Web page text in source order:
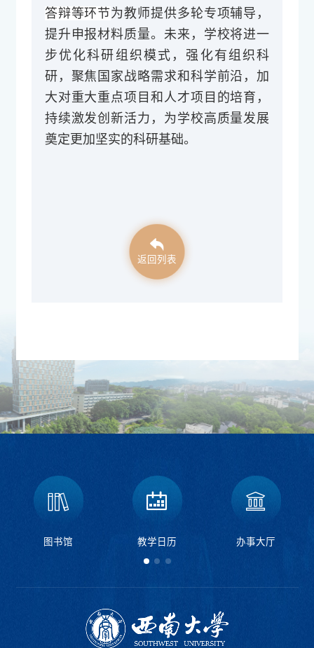
答辩等环节为教师提供多轮专项辅导，
提升申报材料质量。未来，学校将进一
步优化科研组织模式，强化有组织科
研，聚焦国家战略需求和科学前沿，加
大对重大重点项目和人才项目的培育，
持续激发创新活力，为学校高质量发展
奠定更加坚实的科研基础。
返回列表
图书馆 教学日历 办事大厅